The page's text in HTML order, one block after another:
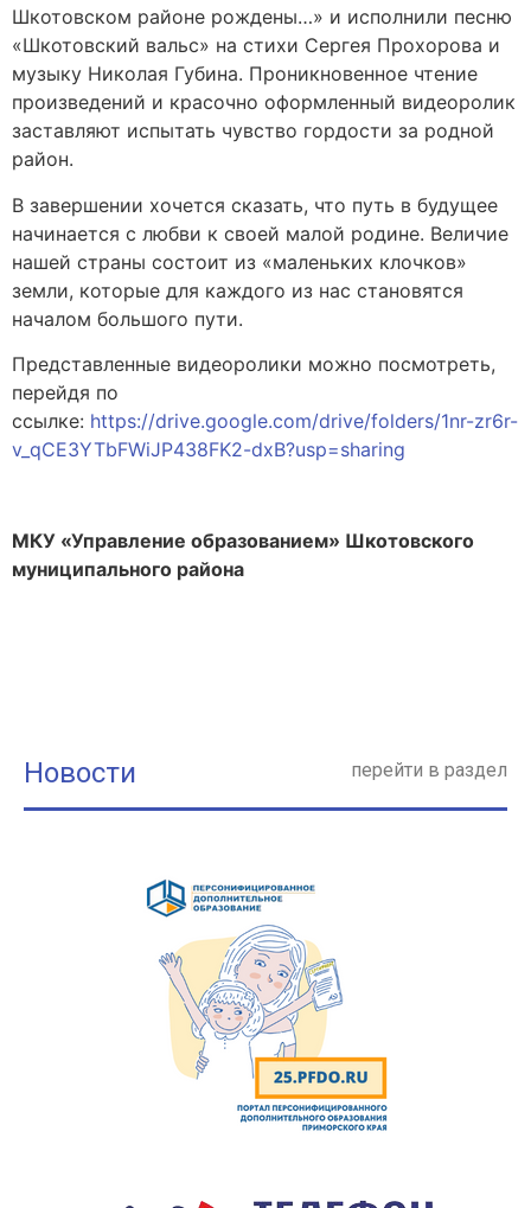
Шкотовском районе рождены…» и исполнили песню
«Шкотовский вальс» на стихи Сергея Прохорова и
музыку Николая Губина. Проникновенное чтение
произведений и красочно оформленный видеоролик
заставляют испытать чувство гордости за родной
район.
В завершении хочется сказать, что путь в будущее
начинается с любви к своей малой родине. Величие
нашей страны состоит из «маленьких клочков»
земли, которые для каждого из нас становятся
началом большого пути.
Представленные видеоролики можно посмотреть,
перейдя по
ссылке: https://drive.google.com/drive/folders/1nr-zr6r-
v_qCE3YTbFWiJP438FK2-dxB?usp=sharing
МКУ «Управление образованием» Шкотовского
муниципального района
Новости перейти в раздел